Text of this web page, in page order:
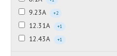
9.23А +2
12.31А +1
12.43А +1